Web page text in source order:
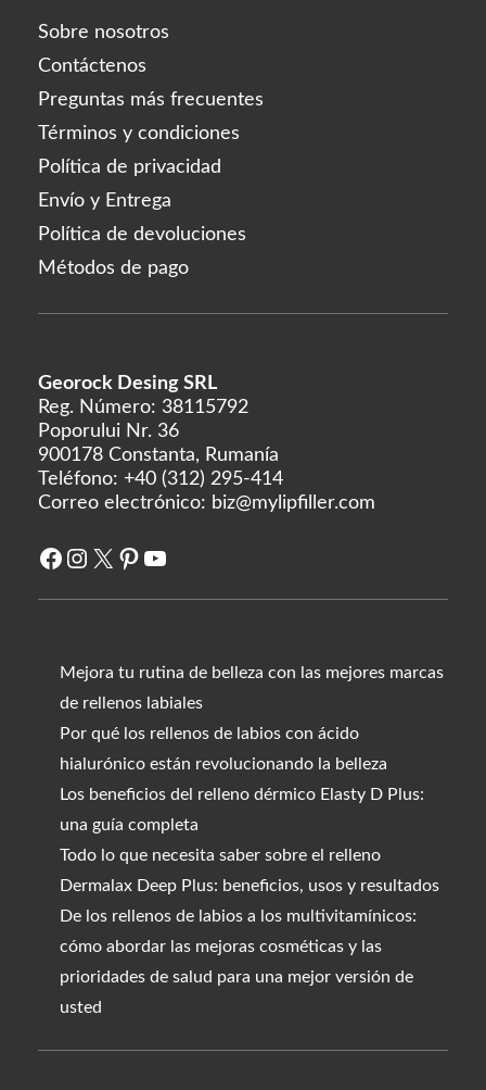
Sobre nosotros
Contáctenos
Preguntas más frecuentes
Términos y condiciones
Política de privacidad
Envío y Entrega
Política de devoluciones
Métodos de pago
Georock Desing SRL
Reg. Número: 38115792
Poporului Nr. 36
900178 Constanta, Rumanía
Teléfono: +40 (312) 295-414
Correo electrónico: biz@mylipfiller.com
Facebook
Instagram
X Pinterest
YouTube
Mejora tu rutina de belleza con las mejores marcas
de rellenos labiales
Por qué los rellenos de labios con ácido
hialurónico están revolucionando la belleza
Los beneficios del relleno dérmico Elasty D Plus:
una guía completa
Todo lo que necesita saber sobre el relleno
Dermalax Deep Plus: beneficios, usos y resultados
De los rellenos de labios a los multivitamínicos:
cómo abordar las mejoras cosméticas y las
prioridades de salud para una mejor versión de
usted